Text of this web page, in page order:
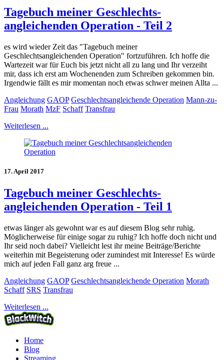
Tagebuch meiner Geschlechts-
angleichenden Operation - Teil 2
es wird wieder Zeit das "Tagebuch meiner
Geschlechtsangleichenden Operation" fortzuführen. Ich hoffe die
Wartezeit war für Euch bis jetzt nicht all zu lang und Ihr verzeiht
mir, dass ich erst am Wochenenden zum Schreiben gekommen bin.
Irgendwie fällt es mir momentan noch etwas schwer meinen Allta ...
Angleichung GAOP Geschlechtsangleichende Operation Mann-zu-
Frau Morath MzF Schaff Transfrau
Weiterlesen ...
17. April 2017
Tagebuch meiner Geschlechts-
angleichenden Operation - Teil 1
etwas länger als gewohnt war es auf diesem Blog sehr ruhig.
Möglicherweise für einige sogar zu ruhig? Ich hoffe doch nicht und
Ihr seid noch dabei? Vielleicht lest ihr meine Beiträge/Berichte
weiterhin mit Begeisterung oder zumindest mit Interesse! Es würde
mich auf jeden Fall ganz arg freue ...
Angleichung GAOP Geschlechtsangleichende Operation Morath
Schaff SRS Transfrau
Weiterlesen ...
Home
Blog